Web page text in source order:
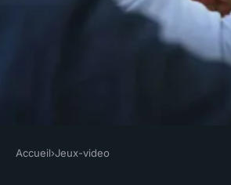
Accueil›Jeux-video